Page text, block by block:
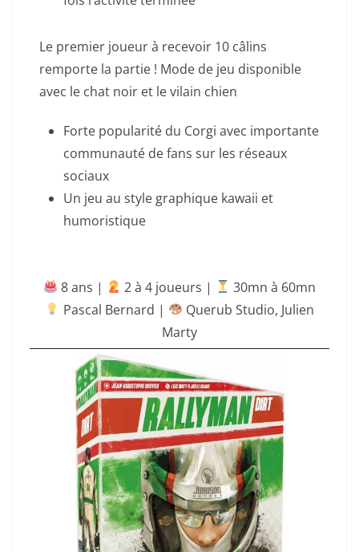
Le premier joueur à recevoir 10 câlins
remporte la partie ! Mode de jeu disponible
avec le chat noir et le vilain chien
Forte popularité du Corgi avec importante
communauté de fans sur les réseaux
sociaux
Un jeu au style graphique kawaii et
humoristique
8 ans | ‍ 2 à 4 joueurs |
30mn à 60mn
Pascal Bernard |
Querub Studio, Julien
Marty